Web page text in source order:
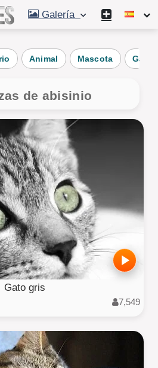
Galería
Animal Mascota Gato
de abisinio
Gato gris
7,549